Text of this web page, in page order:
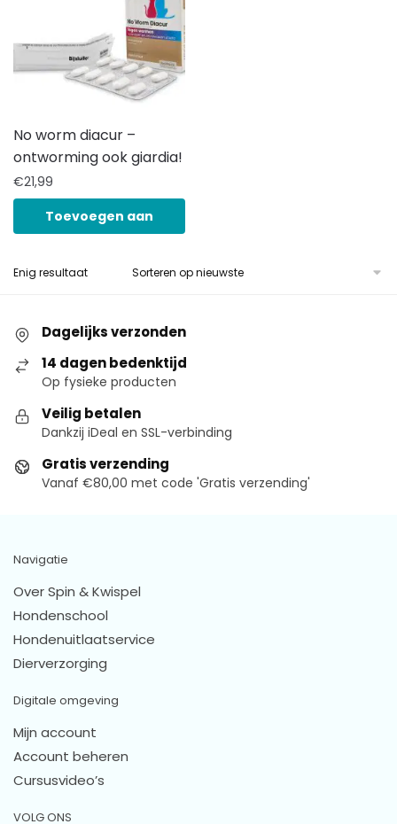
No worm diacur –
ontworming ook giardia!
€21,99
Toevoegen aan
Enig resultaat
Dagelijks verzonden
14 dagen bedenktijd
Op fysieke producten
Veilig betalen
Dankzij iDeal en SSL-verbinding
Gratis verzending
Vanaf €80,00 met code 'Gratis verzending'
Navigatie
Over Spin & Kwispel
Hondenschool
Hondenuitlaatservice
Dierverzorging
Digitale omgeving
Mijn account
Account beheren
Cursusvideo’s
VOLG ONS